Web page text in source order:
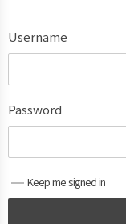
Username
Password
Keep me signed in